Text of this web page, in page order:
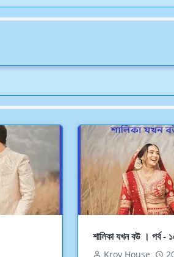
শালিকা যখন বউ । পর্ব -
Kroy House